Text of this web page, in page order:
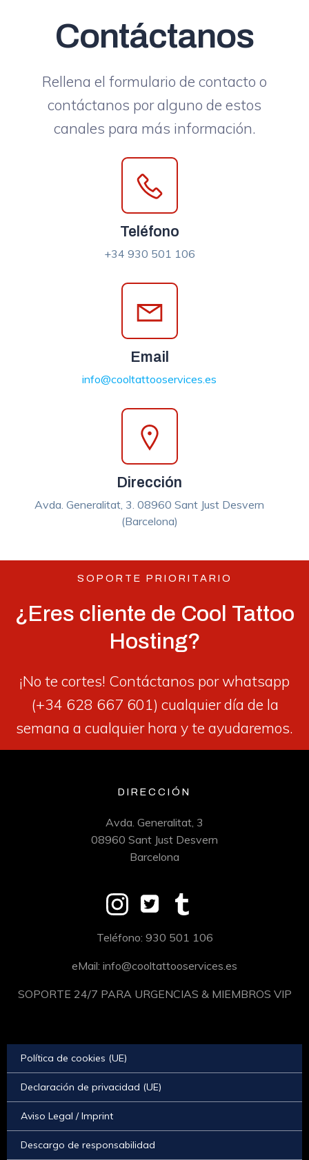
Contáctanos
Rellena el formulario de contacto o
contáctanos por alguno de estos
canales para más información.
Teléfono
+34 930 501 106
Email
info@cooltattooservices.es
Dirección
Avda. Generalitat, 3. 08960 Sant Just Desvern
(Barcelona)
SOPORTE PRIORITARIO
¿Eres cliente de Cool Tattoo
Hosting?
¡No te cortes! Contáctanos por whatsapp
(+34 628 667 601) cualquier día de la
semana a cualquier hora y te ayudaremos.
DIRECCIÓN
Avda. Generalitat, 3
08960 Sant Just Desvern
Barcelona
Teléfono: 930 501 106
eMail: info@cooltattooservices.es
SOPORTE 24/7 PARA URGENCIAS & MIEMBROS VIP
Política de cookies (UE)
Declaración de privacidad (UE)
Aviso Legal / Imprint
Descargo de responsabilidad